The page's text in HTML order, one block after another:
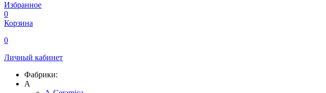
Избранное
0
Корзина
0
Личный кабинет
Фабрики:
A